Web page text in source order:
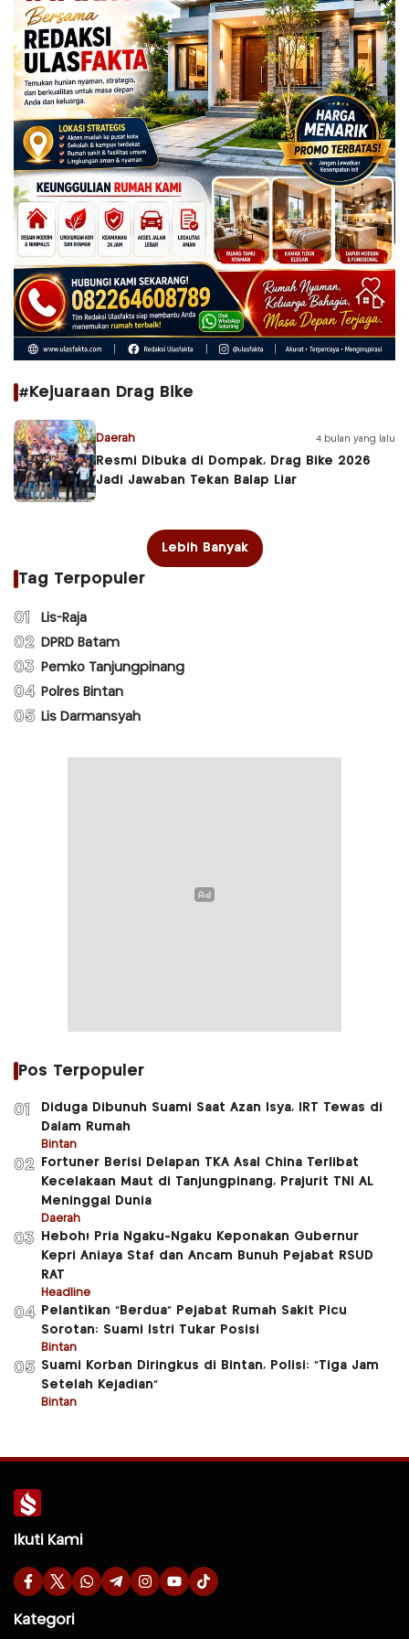
#Kejuaraan Drag Bike
Daerah 4 bulan yang lalu
Resmi Dibuka di Dompak, Drag Bike 2026
Jadi Jawaban Tekan Balap Liar
Lebih Banyak
Tag Terpopuler
01 Lis-Raja
02 DPRD Batam
03 Pemko Tanjungpinang
04 Polres Bintan
05 Lis Darmansyah
Pos Terpopuler
01
Diduga Dibunuh Suami Saat Azan Isya, IRT Tewas di
Dalam Rumah
Bintan
02
Fortuner Berisi Delapan TKA Asal China Terlibat
Kecelakaan Maut di Tanjungpinang, Prajurit TNI AL
Meninggal Dunia
Daerah
03
Heboh! Pria Ngaku-Ngaku Keponakan Gubernur
Kepri Aniaya Staf dan Ancam Bunuh Pejabat RSUD
RAT
Headline
04
Pelantikan “Berdua” Pejabat Rumah Sakit Picu
Sorotan: Suami Istri Tukar Posisi
Bintan
05 Suami Korban Diringkus di Bintan, Polisi: “Tiga Jam
Setelah Kejadian”
Bintan
Ikuti Kami
Kategori